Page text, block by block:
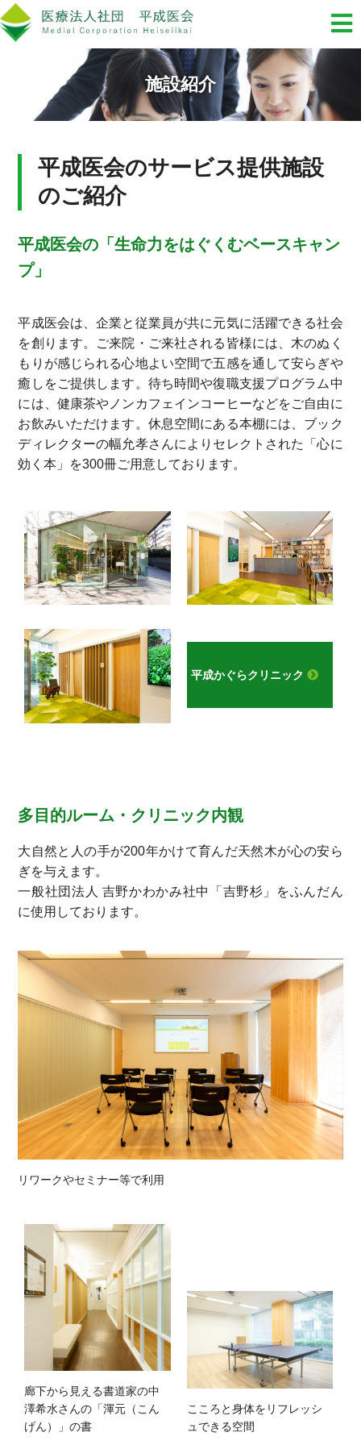
施設紹介
平成医会のサービス提供施設
のご紹介
平成医会の「生命力をはぐくむベースキャン
プ」
平成医会は、企業と従業員が共に元気に活躍できる社会
を創ります。ご来院・ご来社される皆様には、木のぬく
もりが感じられる心地よい空間で五感を通して安らぎや
癒しをご提供します。待ち時間や復職支援プログラム中
には、健康茶やノンカフェインコーヒーなどをご自由に
お飲みいただけます。休息空間にある本棚には、ブック
ディレクターの幅允孝さんによりセレクトされた「心に
効く本」を300冊ご用意しております。
平成かぐらクリニック
多目的ルーム・クリニック内観
大自然と人の手が200年かけて育んだ天然木が心の安ら
ぎを与えます。
一般社団法人 吉野かわかみ社中「吉野杉」をふんだん
に使用しております。
リワークやセミナー等で利用
廊下から見える書道家の中
澤希水さんの「渾元（こん
げん）」の書
こころと身体をリフレッシ
ュできる空間